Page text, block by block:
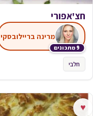
חצ'אפורי
9 מתכונים
מרינה בריילובסקי
חלבי
♥